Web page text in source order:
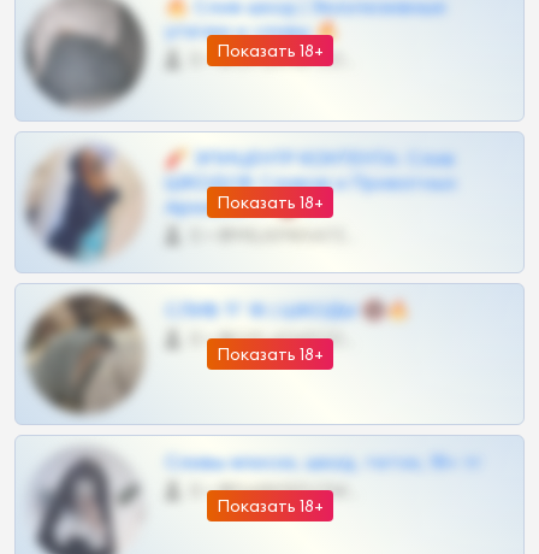
Показать 18+
🔥 Слив шкод | Эксклюзивные
утечки и сливы 🔥
0 •
Показать 18+
🧨 ЭПИЦЕНТР КОНТЕНТА: Слив
ШКОДОВ Сливов и Приватных
Архивов ТГ 🔞💎
Показать 18+
СЛИВ ТГ 18 | ШКОДЫ 🔞🔥
0 •
Показать 18+
Сливы вписок, шкод, теток, 18+ тг
0 •